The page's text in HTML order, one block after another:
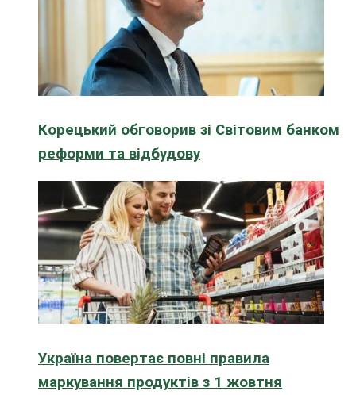
Корецький обговорив зі Світовим банком
реформи та відбудову
Україна повертає повні правила
маркування продуктів з 1 жовтня